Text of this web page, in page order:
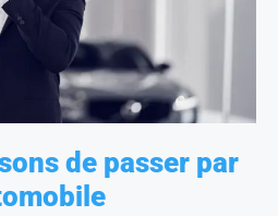
de passer par